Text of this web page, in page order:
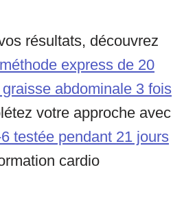
résultats, découvrez
express de 20
abdominale 3 fois
votre approche avec
testée pendant 21 jours
cardio